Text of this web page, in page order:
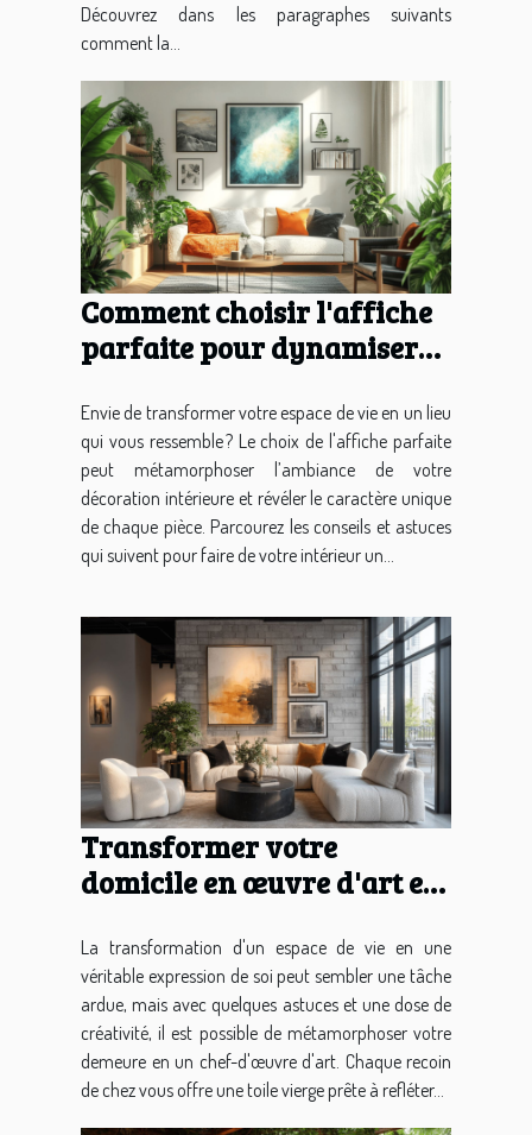
Découvrez dans les paragraphes suivants
comment la...
Comment choisir l'affiche
parfaite pour dynamiser
?
Envie de transformer votre espace de vie en un lieu
qui vous ressemble ? Le choix de l'affiche parfaite
peut métamorphoser l’ambiance de votre
décoration intérieure et révéler le caractère unique
de chaque pièce. Parcourez les conseils et astuces
qui suivent pour faire de votre intérieur un...
Transformer votre
domicile en œuvre d'art en
La transformation d'un espace de vie en une
véritable expression de soi peut sembler une tâche
ardue, mais avec quelques astuces et une dose de
créativité, il est possible de métamorphoser votre
demeure en un chef-d'œuvre d'art. Chaque recoin
de chez vous offre une toile vierge prête à refléter...